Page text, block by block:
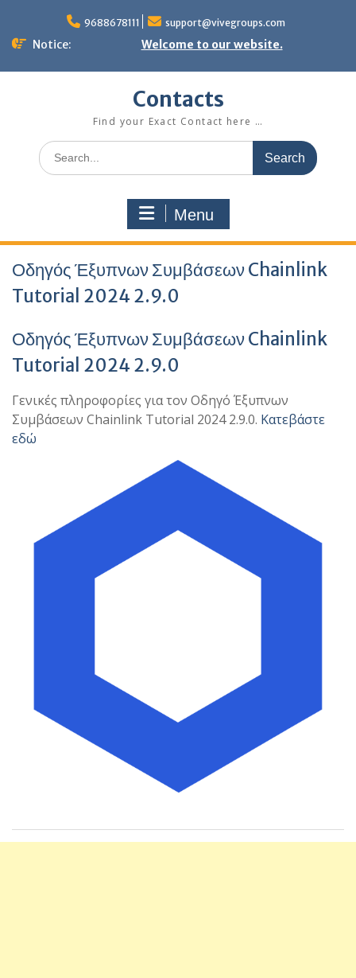
content
9688678111 support@vivegroups.com
Notice: Welcome to our website.
Contacts
Find your Exact Contact here …
Search
for:
Menu
Οδηγός Έξυπνων Συμβάσεων Chainlink
Tutorial 2024 2.9.0
Οδηγός Έξυπνων Συμβάσεων Chainlink
Tutorial 2024 2.9.0
Γενικές πληροφορίες για τον Οδηγό Έξυπνων
Συμβάσεων Chainlink Tutorial 2024 2.9.0. Κατεβάστε
εδώ